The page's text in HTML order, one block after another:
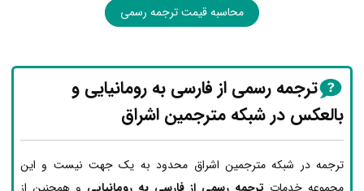
محاسبه قیمت ترجمه رسمی
ترجمه رسمی از فارسی به رومانیایی و
بالعکس در شبکه مترجمین اشراق
ترجمه در شبکه مترجمین اشراق محدود به یک جهت نیست و این